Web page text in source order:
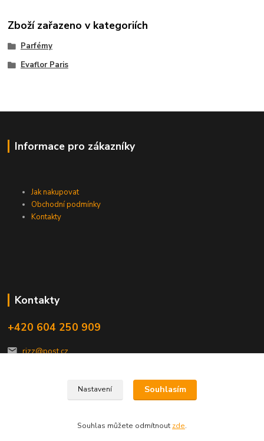
Zboží zařazeno v kategoriích
Parfémy
Evaflor Paris
Informace pro zákazníky
Jak nakupovat
Obchodní podmínky
Kontakty
Kontakty
+420 604 250 909
rizz@post.cz
Nastavení Souhlasím
Souhlas můžete odmítnout zde.